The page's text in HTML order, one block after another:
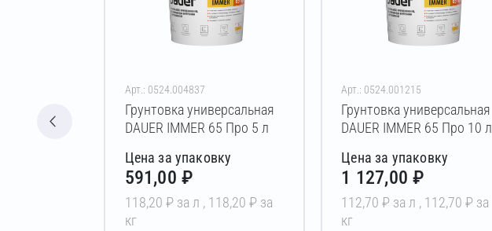
Арт.: 0524.004837
Грунтовка универсальная
DAUER IMMER 65 Про 5 л
Цена за упаковку
591,00 ₽
118,20 ₽ за л , 118,20 ₽ за
кг
Арт.: 0524.001215
Грунтовка универсальная
DAUER IMMER 65 Про 10 л
Цена за упаковку
1 127,00 ₽
112,70 ₽ за л , 112,70 ₽ за
кг